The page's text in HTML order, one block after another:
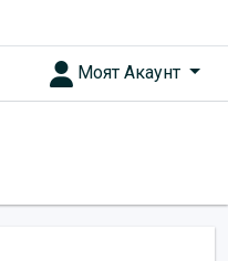
Моят Акаунт